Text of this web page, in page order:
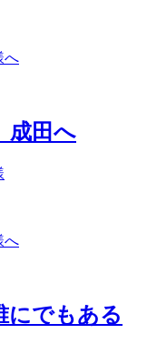
へ
成田へ
へ
にでもある